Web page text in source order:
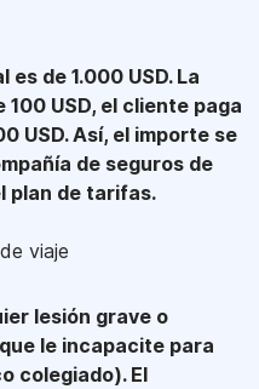
de 1.000 USD. La
USD, el cliente paga
USD. Así, el importe se
de seguros de
plan de tarifas.
viaje
lesión grave o
le incapacite para
colegiado). El